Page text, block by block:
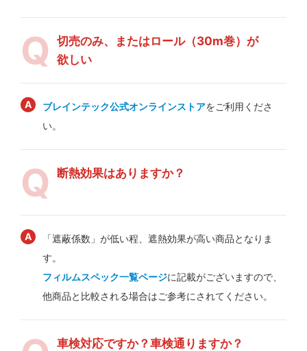
切売のみ、またはロール（30m巻）が
欲しい
ブレインテック公式オンラインストアをご利用くださ
い。
断熱効果はありますか？
「遮蔽係数」が低い程、遮熱効果が高い商品となりま
す。
フィルムスペック一覧ページに記載がございますので、
他商品と比較される場合はご参考にされてください。
車検対応ですか？車検通りますか？